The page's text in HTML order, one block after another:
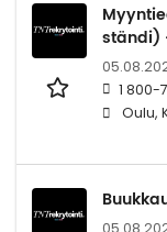
ständi)
1 800-
Oulu,